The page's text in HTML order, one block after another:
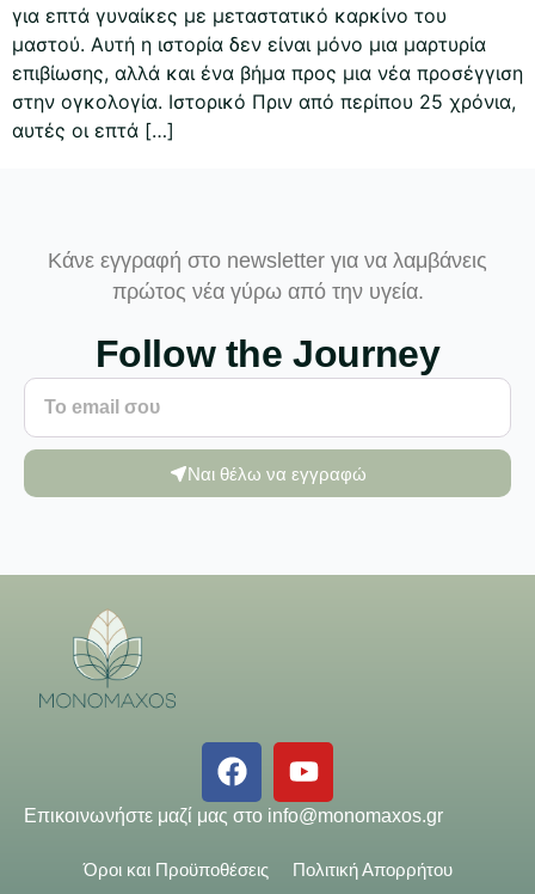
για επτά γυναίκες με μεταστατικό καρκίνο του
μαστού. Αυτή η ιστορία δεν είναι μόνο μια μαρτυρία
επιβίωσης, αλλά και ένα βήμα προς μια νέα προσέγγιση
στην ογκολογία. Ιστορικό Πριν από περίπου 25 χρόνια,
αυτές οι επτά […]
Κάνε εγγραφή στο newsletter για να λαμβάνεις
πρώτος νέα γύρω από την υγεία.
Follow the Journey
Ναι θέλω να εγγραφώ
Επικοινωνήστε μαζί μας στο info@monomaxos.gr
Όροι και Προϋποθέσεις Πολιτική Απορρήτου